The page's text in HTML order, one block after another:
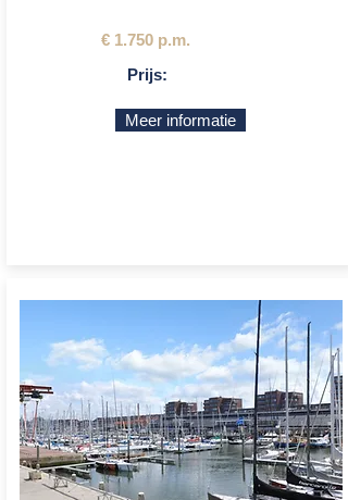
€ 1.750 p.m.
Prijs:
Meer informatie